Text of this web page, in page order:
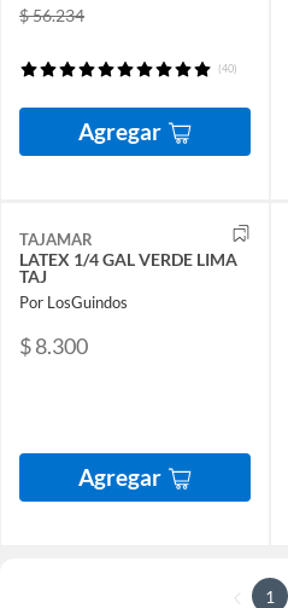
$ 56.234
(40)
Agregar
TAJAMAR
LATEX 1/4 GAL VERDE LIMA
TAJ
Por LosGuindos
$ 8.300
Agregar
1